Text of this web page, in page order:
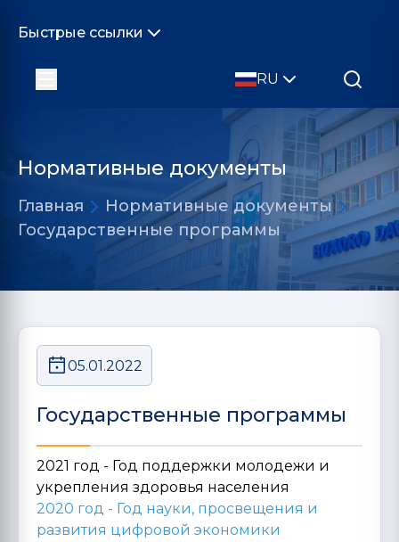
Быстрые ссылки
RU
Нормативные документы
Главная
Нормативные документы
Государственные программы
05.01.2022
Государственные программы
2021 год - Год поддержки молодежи и
укрепления здоровья населения
2020 год - Год науки, просвещения и
развития цифровой экономики